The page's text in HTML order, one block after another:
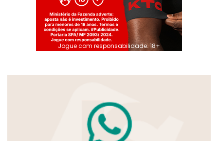
Jogue com responsabilidade. 18+